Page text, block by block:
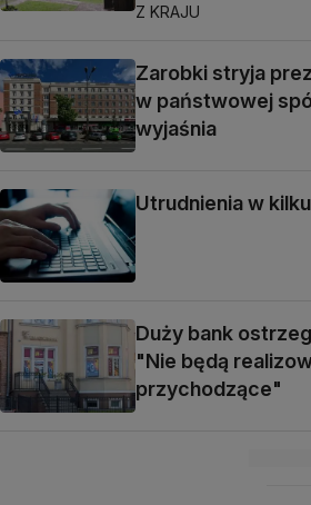
Z KRAJU
Zarobki stryja
w państwowej
wyjaśnia
Utrudnienia w
Duży bank
"Nie będą
przychodzące"